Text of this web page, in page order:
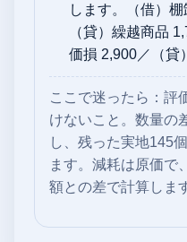
します。（借）
（貸）繰越商品
価損 2,900／（貸
ここで迷ったら：評
けないこと。数量の
し、残った実地145
ます。減耗は原価で
額との差で計算しま